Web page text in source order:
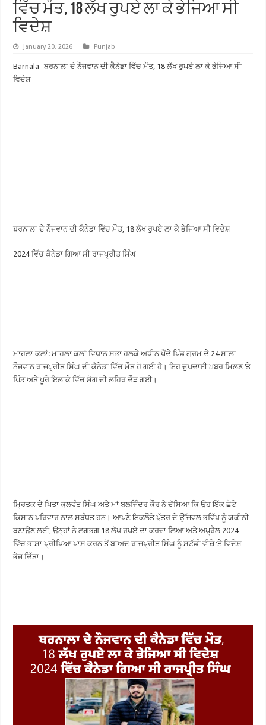
ਵਿੱਚ ਮੌਤ, 18 ਲੱਖ ਰੁਪਏ ਲਾ ਕੇ ਭੇਜਿਆ ਸੀ
ਵਿਦੇਸ਼
January 20, 2026 Punjab
Barnala -ਬਰਨਾਲਾ ਦੇ ਨੌਜਵਾਨ ਦੀ ਕੈਨੇਡਾ ਵਿੱਚ ਮੌਤ, 18 ਲੱਖ ਰੁਪਏ ਲਾ ਕੇ ਭੇਜਿਆ ਸੀ
ਵਿਦੇਸ਼
ਬਰਨਾਲਾ ਦੇ ਨੌਜਵਾਨ ਦੀ ਕੈਨੇਡਾ ਵਿੱਚ ਮੌਤ, 18 ਲੱਖ ਰੁਪਏ ਲਾ ਕੇ ਭੇਜਿਆ ਸੀ ਵਿਦੇਸ਼
2024 ਵਿੱਚ ਕੈਨੇਡਾ ਗਿਆ ਸੀ ਰਾਜਪ੍ਰੀਤ ਸਿੰਘ
ਮਾਹਲਾ ਕਲਾਂ: ਮਾਹਲਾ ਕਲਾਂ ਵਿਧਾਨ ਸਭਾ ਹਲਕੇ ਅਧੀਨ ਪੈਂਦੇ ਪਿੰਡ ਗੁਰਮ ਦੇ 24 ਸਾਲਾ
ਨੌਜਵਾਨ ਰਾਜਪ੍ਰੀਤ ਸਿੰਘ ਦੀ ਕੈਨੇਡਾ ਵਿੱਚ ਮੌਤ ਹੋ ਗਈ ਹੈ। ਇਹ ਦੁਖਦਾਈ ਖ਼ਬਰ ਮਿਲਣ ‘ਤੇ
ਪਿੰਡ ਅਤੇ ਪੂਰੇ ਇਲਾਕੇ ਵਿੱਚ ਸੋਗ ਦੀ ਲਹਿਰ ਦੌੜ ਗਈ।
ਮ੍ਰਿਤਕ ਦੇ ਪਿਤਾ ਕੁਲਵੰਤ ਸਿੰਘ ਅਤੇ ਮਾਂ ਬਲਜਿੰਦਰ ਕੌਰ ਨੇ ਦੱਸਿਆ ਕਿ ਉਹ ਇੱਕ ਛੋਟੇ
ਕਿਸਾਨ ਪਰਿਵਾਰ ਨਾਲ ਸਬੰਧਤ ਹਨ। ਆਪਣੇ ਇਕਲੌਤੇ ਪੁੱਤਰ ਦੇ ਉੱਜਵਲ ਭਵਿੱਖ ਨੂੰ ਯਕੀਨੀ
ਬਣਾਉਣ ਲਈ, ਉਨ੍ਹਾਂ ਨੇ ਲਗਭਗ 18 ਲੱਖ ਰੁਪਏ ਦਾ ਕਰਜ਼ਾ ਲਿਆ ਅਤੇ ਅਪ੍ਰੈਲ 2024
ਵਿੱਚ ਭਾਸ਼ਾ ਪ੍ਰੀਖਿਆ ਪਾਸ ਕਰਨ ਤੋਂ ਬਾਅਦ ਰਾਜਪ੍ਰੀਤ ਸਿੰਘ ਨੂੰ ਸਟੱਡੀ ਵੀਜ਼ੇ ‘ਤੇ ਵਿਦੇਸ਼
ਭੇਜ ਦਿੱਤਾ।